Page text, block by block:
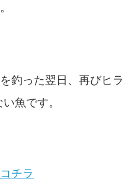
釣った翌日、再びヒ
魚です。
チラ